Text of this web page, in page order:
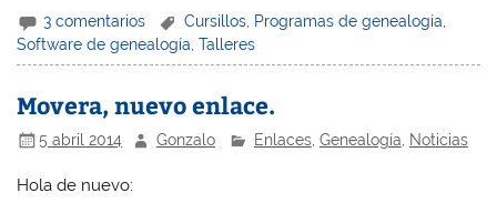
3 comentarios Cursillos Programas de genealogía
Software de genealogía,Talleres
Movera, nuevo enlace.
5 abril 2014 Gonzalo Enlaces, Genealogía Noticias
Hola de nuevo: